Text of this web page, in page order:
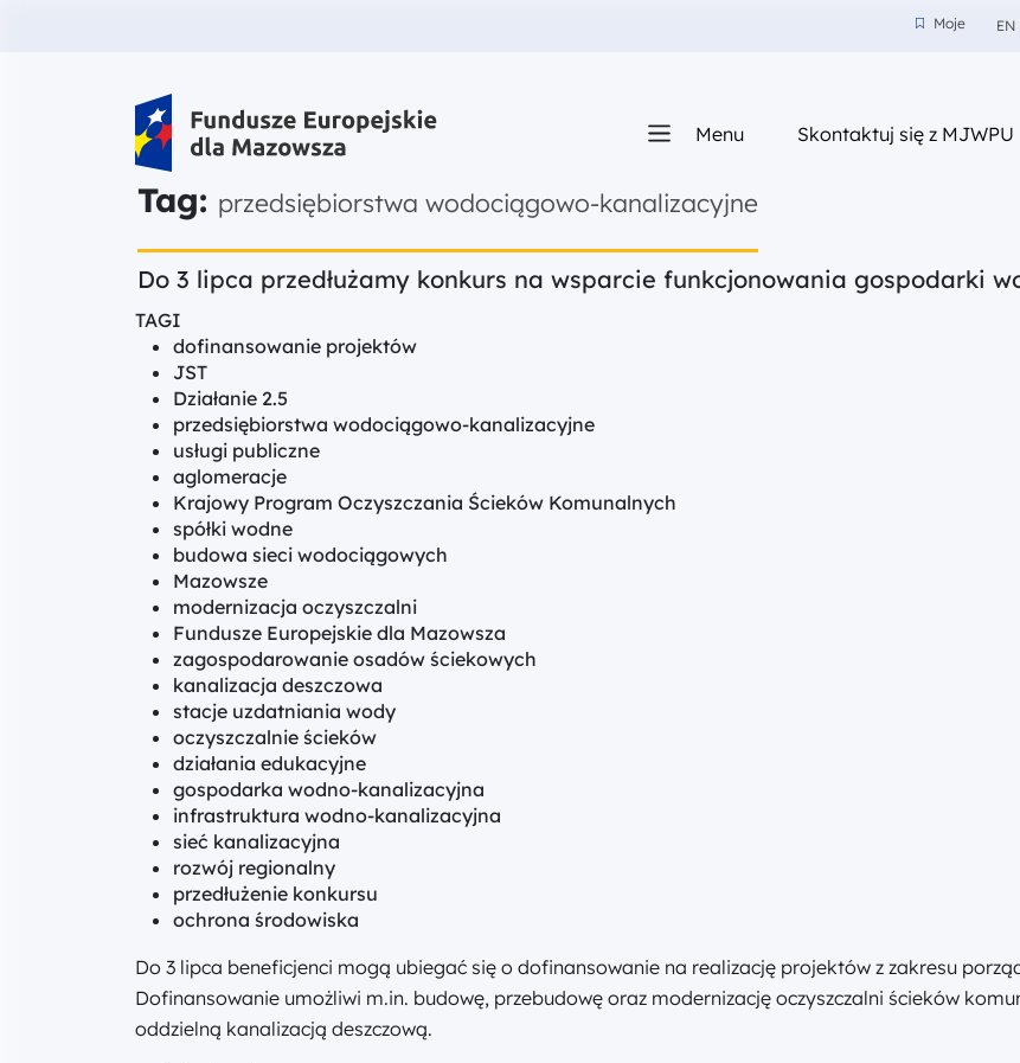
Moje
Moje EN
Fundusze Europejskie dla Mazowsza Menu Skontaktuj się z MJWPU
Tag: przedsiębiorstwa wodociągowo-kanalizacyjne
Do 3 lipca przedłużamy konkurs na wsparcie funkcjonowania gospodarki
TAGI
dofinansowanie projektów
JST
Działanie 2.5
przedsiębiorstwa wodociągowo-kanalizacyjne
usługi publiczne
aglomeracje
Krajowy Program Oczyszczania Ścieków Komunalnych
spółki wodne
budowa sieci wodociągowych
Mazowsze
modernizacja oczyszczalni
Fundusze Europejskie dla Mazowsza
zagospodarowanie osadów ściekowych
kanalizacja deszczowa
stacje uzdatniania wody
oczyszczalnie ścieków
działania edukacyjne
gospodarka wodno-kanalizacyjna
infrastruktura wodno-kanalizacyjna
sieć kanalizacyjna
rozwój regionalny
przedłużenie konkursu
ochrona środowiska
Do 3 lipca beneficjenci mogą ubiegać się o dofinansowanie na realizację projektów z zakresu
Dofinansowanie umożliwi m.in. budowę, przebudowę oraz modernizację oczyszczalni ścieków
oddzielną kanalizacją deszczową.